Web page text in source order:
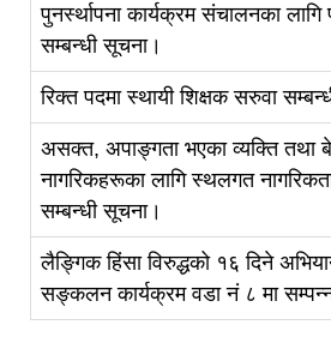
पुनर्स्थापना कार्यक्रम संचालनका
सम्बन्धी सूचना।
रिक्त पदमा स्थायी शिक्षक सरुवा
असक्त, अपाङ्गता भएका व्यक्ति तथा
नागरिकहरूका लागि स्थलगत
सम्बन्धी सूचना।
लैङ्गिक हिंसा विरुद्धको १६ दिने
सङ्कलन कार्यक्रम वडा नं ८ मा